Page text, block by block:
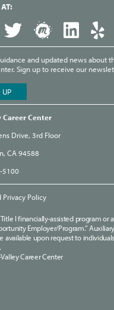
and updated news about
Sign up to receive our
Career Center
Drive, 3rd Floor
CA 94588
5100
Privacy Policy
I financially-assisted program or
Employer/Program.”
available upon request to
Career Center